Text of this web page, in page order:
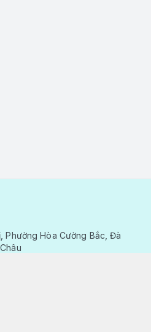
Phường Hòa Cường Bắc, Đà